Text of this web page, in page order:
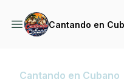
Cantando en
Cantando en Cubano